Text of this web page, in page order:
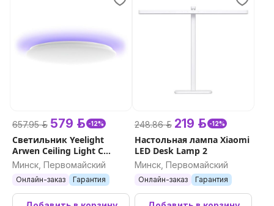
657.95 р. 579 р. -12%
Светильник Yeelight
Arwen Ceiling Light C
серия 550С
Минск, Первомайский
Онлайн-заказ Гарантия
248.86 р. 219 р. -12%
Настольная лампа Xiaomi
LED Desk Lamp 2
Минск, Первомайский
Онлайн-заказ Гарантия